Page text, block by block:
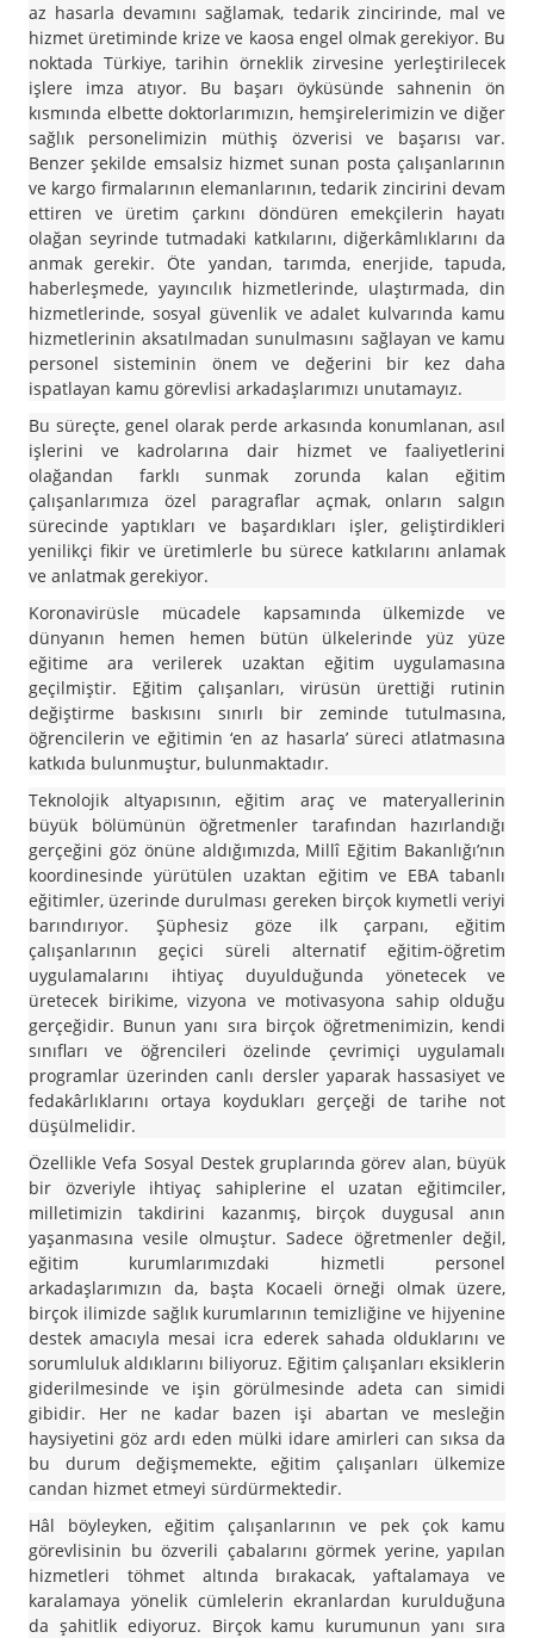
az hasarla devamını sağlamak, tedarik zincirinde, mal ve
hizmet üretiminde krize ve kaosa engel olmak gerekiyor. Bu
noktada Türkiye, tarihin örneklik zirvesine yerleştirilecek
işlere imza atıyor. Bu başarı öyküsünde sahnenin ön
kısmında elbette doktorlarımızın, hemşirelerimizin ve diğer
sağlık personelimizin müthiş özverisi ve başarısı var.
Benzer şekilde emsalsiz hizmet sunan posta çalışanlarının
ve kargo firmalarının elemanlarının, tedarik zincirini devam
ettiren ve üretim çarkını döndüren emekçilerin hayatı
olağan seyrinde tutmadaki katkılarını, diğerkâmlıklarını da
anmak gerekir. Öte yandan, tarımda, enerjide, tapuda,
haberleşmede, yayıncılık hizmetlerinde, ulaştırmada, din
hizmetlerinde, sosyal güvenlik ve adalet kulvarında kamu
hizmetlerinin aksatılmadan sunulmasını sağlayan ve kamu
personel sisteminin önem ve değerini bir kez daha
ispatlayan kamu görevlisi arkadaşlarımızı unutamayız.
Bu süreçte, genel olarak perde arkasında konumlanan, asıl
işlerini ve kadrolarına dair hizmet ve faaliyetlerini
olağandan farklı sunmak zorunda kalan eğitim
çalışanlarımıza özel paragraflar açmak, onların salgın
sürecinde yaptıkları ve başardıkları işler, geliştirdikleri
yenilikçi fikir ve üretimlerle bu sürece katkılarını anlamak
ve anlatmak gerekiyor.
Koronavirüsle mücadele kapsamında ülkemizde ve
dünyanın hemen hemen bütün ülkelerinde yüz yüze
eğitime ara verilerek uzaktan eğitim uygulamasına
geçilmiştir. Eğitim çalışanları, virüsün ürettiği rutinin
değiştirme baskısını sınırlı bir zeminde tutulmasına,
öğrencilerin ve eğitimin ‘en az hasarla’ süreci atlatmasına
katkıda bulunmuştur, bulunmaktadır.
Teknolojik altyapısının, eğitim araç ve materyallerinin
büyük bölümünün öğretmenler tarafından hazırlandığı
gerçeğini göz önüne aldığımızda, Millî Eğitim Bakanlığı’nın
koordinesinde yürütülen uzaktan eğitim ve EBA tabanlı
eğitimler, üzerinde durulması gereken birçok kıymetli veriyi
barındırıyor. Şüphesiz göze ilk çarpanı, eğitim
çalışanlarının geçici süreli alternatif eğitim-öğretim
uygulamalarını ihtiyaç duyulduğunda yönetecek ve
üretecek birikime, vizyona ve motivasyona sahip olduğu
gerçeğidir. Bunun yanı sıra birçok öğretmenimizin, kendi
sınıfları ve öğrencileri özelinde çevrimiçi uygulamalı
programlar üzerinden canlı dersler yaparak hassasiyet ve
fedakârlıklarını ortaya koydukları gerçeği de tarihe not
düşülmelidir.
Özellikle Vefa Sosyal Destek gruplarında görev alan, büyük
bir özveriyle ihtiyaç sahiplerine el uzatan eğitimciler,
milletimizin takdirini kazanmış, birçok duygusal anın
yaşanmasına vesile olmuştur. Sadece öğretmenler değil,
eğitim kurumlarımızdaki hizmetli personel
arkadaşlarımızın da, başta Kocaeli örneği olmak üzere,
birçok ilimizde sağlık kurumlarının temizliğine ve hijyenine
destek amacıyla mesai icra ederek sahada olduklarını ve
sorumluluk aldıklarını biliyoruz. Eğitim çalışanları eksiklerin
giderilmesinde ve işin görülmesinde adeta can simidi
gibidir. Her ne kadar bazen işi abartan ve mesleğin
haysiyetini göz ardı eden mülki idare amirleri can sıksa da
bu durum değişmemekte, eğitim çalışanları ülkemize
candan hizmet etmeyi sürdürmektedir.
Hâl böyleyken, eğitim çalışanlarının ve pek çok kamu
görevlisinin bu özverili çabalarını görmek yerine, yapılan
hizmetleri töhmet altında bırakacak, yaftalamaya ve
karalamaya yönelik cümlelerin ekranlardan kurulduğuna
da şahitlik ediyoruz. Birçok kamu kurumunun yanı sıra